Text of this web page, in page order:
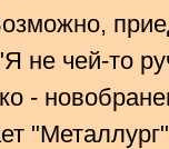
не чей-то
-
"Металлург"